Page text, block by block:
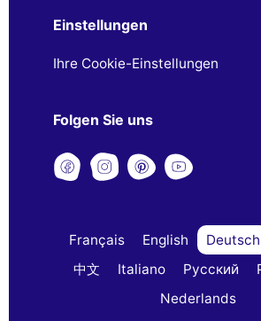
Einstellungen
Ihre Cookie-Einstellungen
Folgen Sie uns
Français English Deutsch
中文
Italiano Русский
Nederlands